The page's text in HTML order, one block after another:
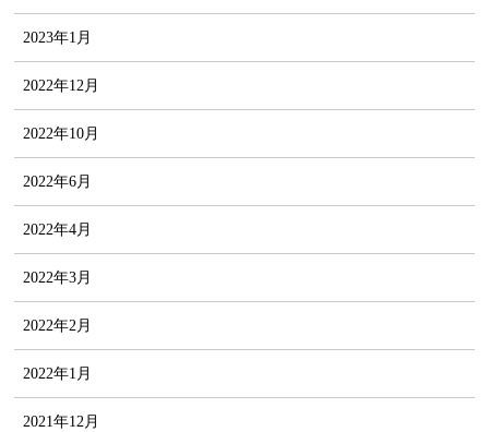
2023年1月
2022年12月
2022年10月
2022年6月
2022年4月
2022年3月
2022年2月
2022年1月
2021年12月